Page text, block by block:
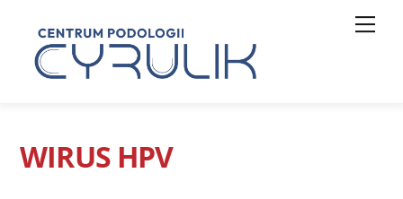
content
WIRUS HPV